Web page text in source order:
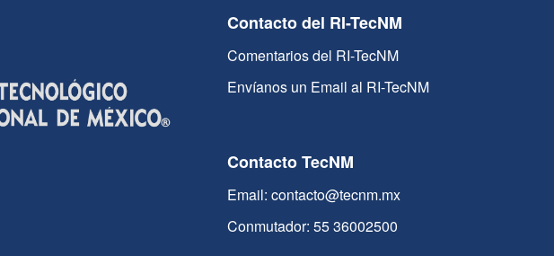
Contacto del RI-TecNM
Comentarios del RI-TecNM
Envíanos un Email al RI-TecNM
Contacto TecNM
Email: contacto@tecnm.mx
Conmutador: 55 36002500